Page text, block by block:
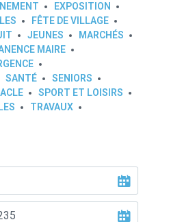
EXPOSITION
FÊTE DE VILLAGE
JEUNES
MARCHÉS
MAIRE
SANTÉ
SENIORS
SPORT ET LOISIRS
TRAVAUX